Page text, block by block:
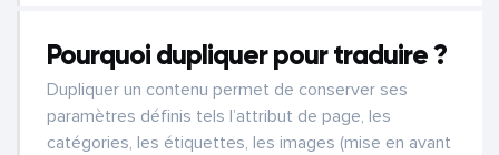
Pourquoi dupliquer pour traduire ?
Dupliquer un contenu permet de conserver ses
paramètres définis tels l’attribut de page, les
catégories, les étiquettes, les images (mise en avant